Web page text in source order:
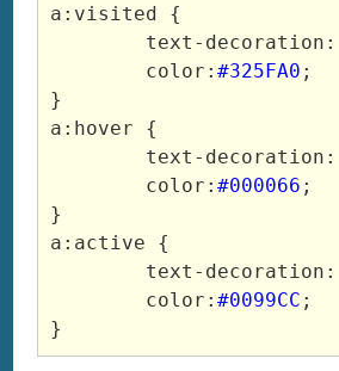
a:visited {
	text-decoration:
	color:
#325FA0 ;
}
a:hover {
	text-decoration:
	color:
#000066 ;
}
a:active {
	text-decoration:
	color:
#0099CC ;
}